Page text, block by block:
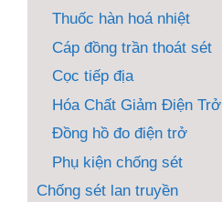
Thuốc hàn hoá nhiệt
Cáp đồng trần thoát sét
Cọc tiếp địa
Hóa Chất Giảm Điện Trở
Đồng hồ đo điện trở
Phụ kiện chống sét
Chống sét lan truyền